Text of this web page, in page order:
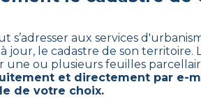
s’adresser aux services
le cadastre de son territoire.
ou plusieurs feuilles
et directement par e-
de votre choix.